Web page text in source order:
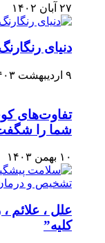
۲۷ آبان ۱۴۰۲
دنیای
۹ اردیبهشت ۱۴۰۳
تفاوت‌های
شما را
۱۰ بهمن ۱۴۰۳
علل ،
کلیه”